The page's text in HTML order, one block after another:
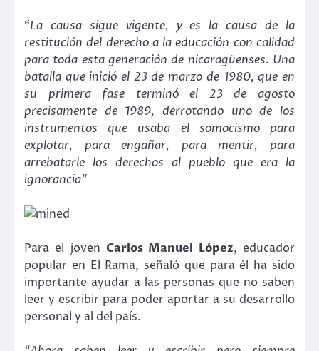
“La causa sigue vigente, y es la causa de la
restitución del derecho a la educación con calidad
para toda esta generación de nicaragüenses. Una
batalla que inició el 23 de marzo de 1980, que en
su primera fase terminó el 23 de agosto
precisamente de 1989, derrotando uno de los
instrumentos que usaba el somocismo para
explotar, para engañar, para mentir, para
arrebatarle los derechos al pueblo que era la
ignorancia”
Para el joven Carlos Manuel López, educador
popular en El Rama, señaló que para él ha sido
importante ayudar a las personas que no saben
leer y escribir para poder aportar a su desarrollo
personal y al del país.